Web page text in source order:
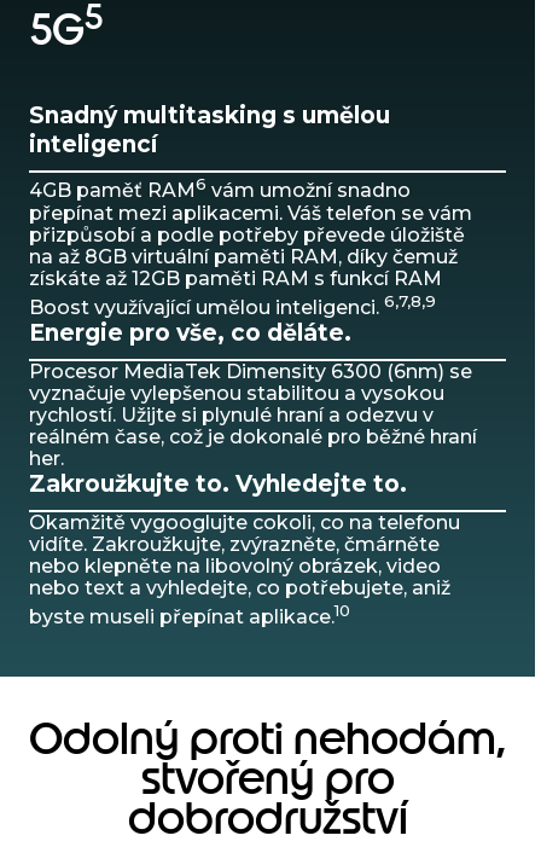
5G5
Snadný multitasking s umělou
inteligencí
4GB paměť RAM6 vám umožní snadno
přepínat mezi aplikacemi. Váš telefon se vám
přizpůsobí a podle potřeby převede úložiště
na až 8GB virtuální paměti RAM, díky čemuž
získáte až 12GB paměti RAM s funkcí RAM
Boost využívající umělou inteligenci. 6,7,8,9
Energie pro vše, co děláte.
Procesor MediaTek Dimensity 6300 (6nm) se
vyznačuje vylepšenou stabilitou a vysokou
rychlostí. Užijte si plynulé hraní a odezvu v
reálném čase, což je dokonalé pro běžné hraní
her.
Zakroužkujte to. Vyhledejte to.
Okamžitě vygooglujte cokoli, co na telefonu
vidíte. Zakroužkujte, zvýrazněte, čmárněte
nebo klepněte na libovolný obrázek, video
nebo text a vyhledejte, co potřebujete, aniž
byste museli přepínat aplikace.10
Odolný proti nehodám,
stvořený pro
dobrodružství